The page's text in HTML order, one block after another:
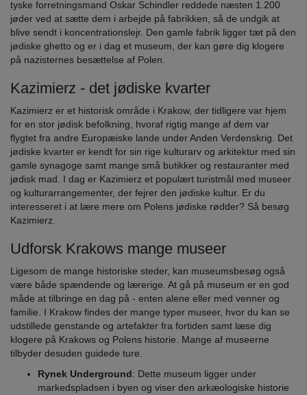
tyske forretningsmand Oskar Schindler reddede næsten 1.200
jøder ved at sætte dem i arbejde på fabrikken, så de undgik at
blive sendt i koncentrationslejr. Den gamle fabrik ligger tæt på den
jødiske ghetto og er i dag et museum, der kan gøre dig klogere
på nazisternes besættelse af Polen.
Kazimierz - det jødiske kvarter
Kazimierz er et historisk område i Krakow, der tidligere var hjem
for en stor jødisk befolkning, hvoraf rigtig mange af dem var
flygtet fra andre Europæiske lande under Anden Verdenskrig. Det
jødiske kvarter er kendt for sin rige kulturarv og arkitektur med sin
gamle synagoge samt mange små butikker og restauranter med
jødisk mad. I dag er Kazimierz et populært turistmål med museer
og kulturarrangementer, der fejrer den jødiske kultur. Er du
interesseret i at lære mere om Polens jødiske rødder? Så besøg
Kazimierz.
Udforsk Krakows mange museer
Ligesom de mange historiske steder, kan museumsbesøg også
være både spændende og lærerige. At gå på museum er en god
måde at tilbringe en dag på - enten alene eller med venner og
familie. I Krakow findes der mange typer museer, hvor du kan se
udstillede genstande og artefakter fra fortiden samt læse dig
klogere på Krakows og Polens historie. Mange af museerne
tilbyder desuden guidede ture.
Rynek Underground: Dette museum ligger under
markedspladsen i byen og viser den arkæologiske historie